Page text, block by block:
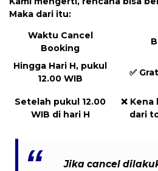
Maka dari itu:
Waktu Cancel
Booking
Hingga Hari H, pukul
12.00 WIB
✅
Setelah pukul 12.00
WIB di hari H
❌ Kena
dari
Jika cancel